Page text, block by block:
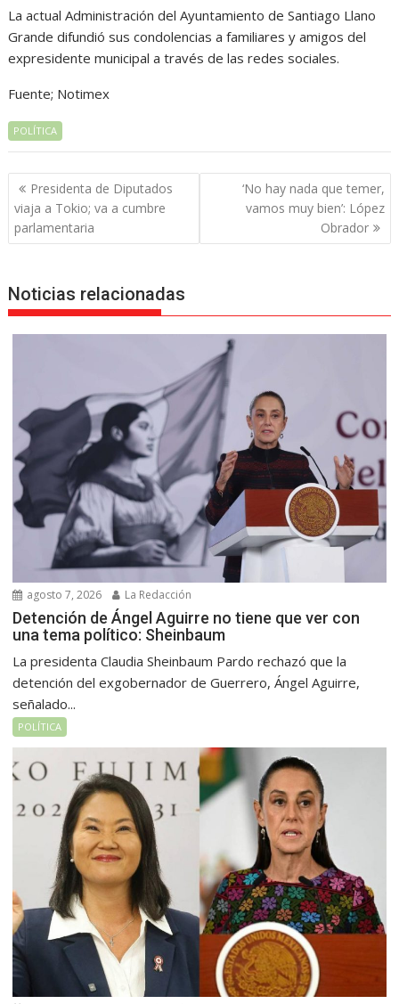
La actual Administración del Ayuntamiento de Santiago Llano
Grande difundió sus condolencias a familiares y amigos del
expresidente municipal a través de las redes sociales.
Fuente; Notimex
POLÍTICA
Navegación
de
entradas
Presidenta de Diputados
viaja a Tokio; va a cumbre
parlamentaria
‘No hay nada que temer,
vamos muy bien’: López
Obrador
Noticias relacionadas
agosto 7, 2026 La Redacción
Detención de Ángel Aguirre no tiene que ver con
una tema político: Sheinbaum
La presidenta Claudia Sheinbaum Pardo rechazó que la
detención del exgobernador de Guerrero, Ángel Aguirre,
señalado...
POLÍTICA